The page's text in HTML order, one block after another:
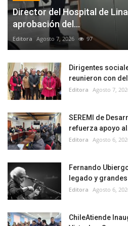
Director del Hospital de
aprobación del...
Editora Agosto 7, 2026 97
Dirigentes
reunieron con
Editora Agosto 7,
SEREMI de
refuerza apoyo
Editora Agosto 6,
Fernando
legado y
Editora Agosto 6,
ChileAtiende